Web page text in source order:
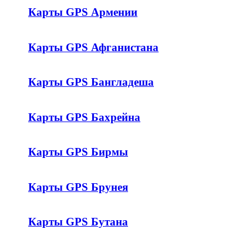
Карты GPS Армении
Карты GPS Афганистана
Карты GPS Бангладеша
Карты GPS Бахрейна
Карты GPS Бирмы
Карты GPS Брунея
Карты GPS Бутана